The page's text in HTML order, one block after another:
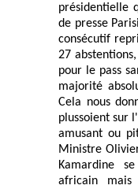
présidentielle
de presse
consécutif
27
pour le pass
majorité
Cela nous
plussoient sur
amusant ou
Ministre
Kamardine
africain